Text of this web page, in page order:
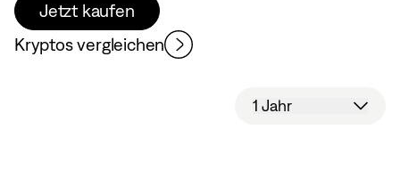
Jetzt kaufen
Kryptos vergleichen
1 Jahr